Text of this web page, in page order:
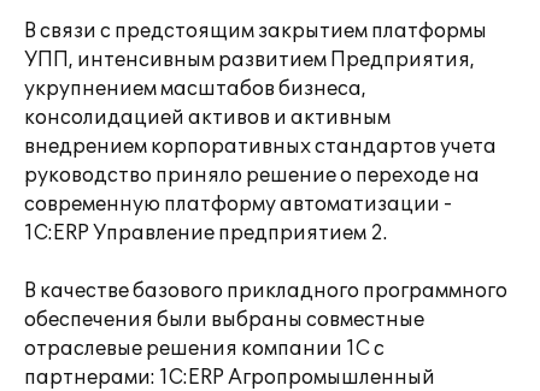
В связи с предстоящим закрытием платформы
УПП, интенсивным развитием Предприятия,
укрупнением масштабов бизнеса,
консолидацией активов и активным
внедрением корпоративных стандартов учета
руководство приняло решение о переходе на
современную платформу автоматизации -
1С:ERP Управление предприятием 2.
В качестве базового прикладного программного
обеспечения были выбраны совместные
отраслевые решения компании 1С с
партнерами: 1С:ERP Агропромышленный